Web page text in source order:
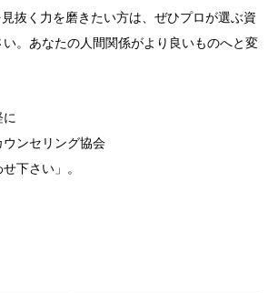
抜く力を磨きたい方は、ぜひプロが選ぶ資
。あなたの人間関係がより良いものへと変
に
ウンセリング協会
下さい」。